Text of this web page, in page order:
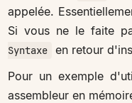
appelée.
Si vous ne le faite
Syntaxe
en retour
Pour un exemple
assembleur en